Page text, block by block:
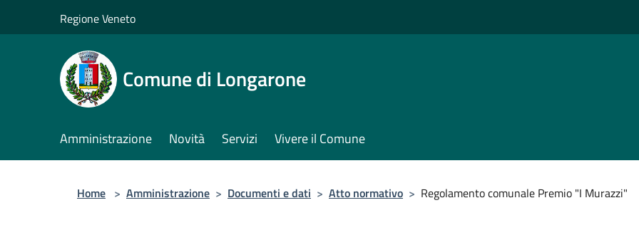
Regione Veneto
Comune di Longarone
Amministrazione Novità Servizi Vivere il Comune
Home > Amministrazione > Documenti e dati > Atto normativo > Regolamento comunale Premio "I Murazzi"